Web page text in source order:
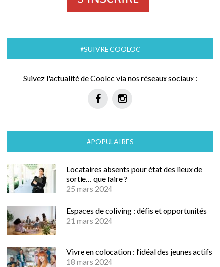
#SUIVRE COOLOC
Suivez l'actualité de Cooloc via nos réseaux sociaux :
#POPULAIRES
Locataires absents pour état des lieux de
sortie… que faire ?
25 mars 2024
Espaces de coliving : défis et opportunités
21 mars 2024
Vivre en colocation : l’idéal des jeunes actifs
18 mars 2024